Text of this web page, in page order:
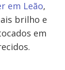
em Leão,
brilho e
em